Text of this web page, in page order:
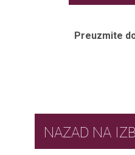
Preuzmite